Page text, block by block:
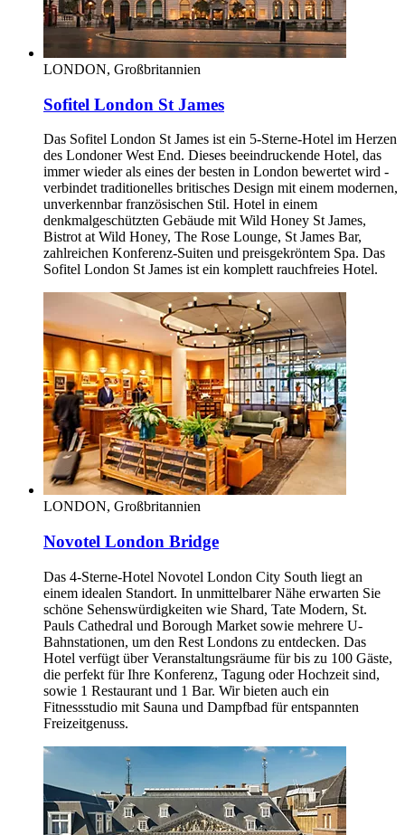
LONDON, Großbritannien
Sofitel London St James
Das Sofitel London St James ist ein 5-Sterne-Hotel im Herzen
des Londoner West End. Dieses beeindruckende Hotel, das
immer wieder als eines der besten in London bewertet wird -
verbindet traditionelles britisches Design mit einem modernen,
unverkennbar französischen Stil. Hotel in einem
denkmalgeschützten Gebäude mit Wild Honey St James,
Bistrot at Wild Honey, The Rose Lounge, St James Bar,
zahlreichen Konferenz-Suiten und preisgekröntem Spa. Das
Sofitel London St James ist ein komplett rauchfreies Hotel.
LONDON, Großbritannien
Novotel London Bridge
Das 4-Sterne-Hotel Novotel London City South liegt an
einem idealen Standort. In unmittelbarer Nähe erwarten Sie
schöne Sehenswürdigkeiten wie Shard, Tate Modern, St.
Pauls Cathedral und Borough Market sowie mehrere U-
Bahnstationen, um den Rest Londons zu entdecken. Das
Hotel verfügt über Veranstaltungsräume für bis zu 100 Gäste,
die perfekt für Ihre Konferenz, Tagung oder Hochzeit sind,
sowie 1 Restaurant und 1 Bar. Wir bieten auch ein
Fitnessstudio mit Sauna und Dampfbad für entspannten
Freizeitgenuss.